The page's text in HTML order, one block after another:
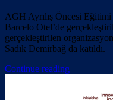
AGH Ayrılış Öncesi
Barcelo Otel’de
gerçekleştirilen
Sadık Demirbağ da katıldı.
Continue reading